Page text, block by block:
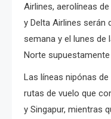
Airlines, aerolíneas
y Delta Airlines serán
semana y el lunes de
Norte
Las líneas nipónas
rutas de vuelo que
y Singapur, mientras